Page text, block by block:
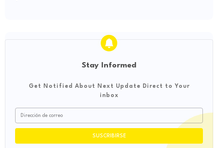
Stay Informed
Get Notified About Next Update Direct to Your
inbox